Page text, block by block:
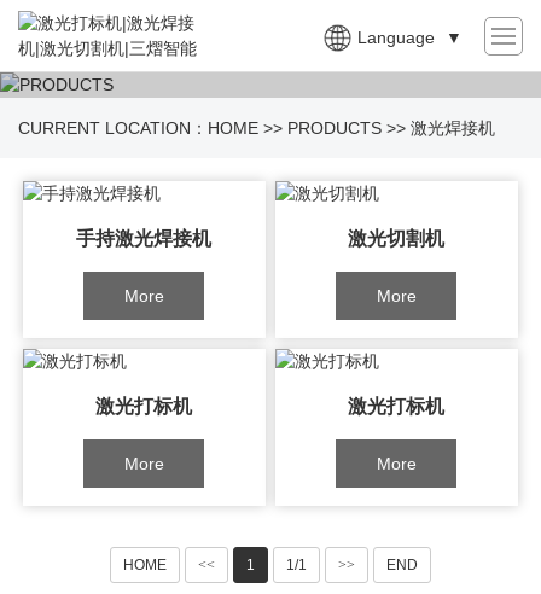
Language ▼
CURRENT LOCATION： HOME >> PRODUCTS >> 激光焊接机
手持激光焊接机
More
激光切割机
More
激光打标机
More
激光打标机
More
HOME << 1 1/1 >> END